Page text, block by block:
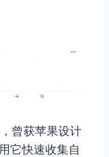
曾获苹果设计
它快速收集自